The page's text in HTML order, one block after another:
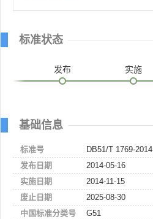
标准状态
发布 实施
基础信息
标准号
DB51/T 1769-2014
发布日期
2014-05-16
实施日期
2014-11-15
废止日期
2025-08-30
中国标准分类号
G51